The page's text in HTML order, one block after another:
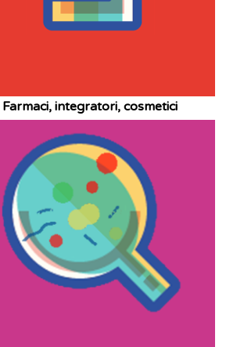
Farmaci, integratori, cosmetici